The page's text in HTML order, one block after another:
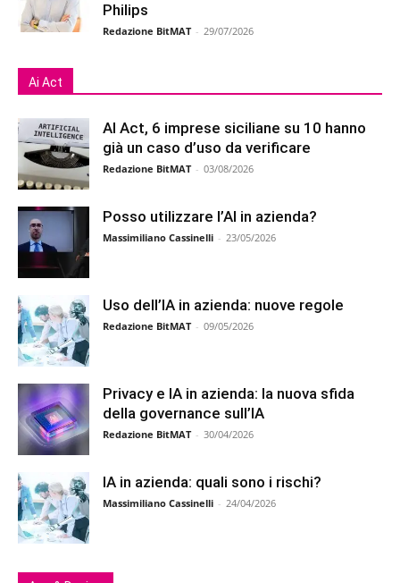
Philips
Redazione BitMAT - 29/07/2026
Ai Act
AI Act, 6 imprese siciliane su 10 hanno
già un caso d’uso da verificare
Redazione BitMAT - 03/08/2026
Posso utilizzare l’AI in azienda?
Massimiliano Cassinelli - 23/05/2026
Uso dell’IA in azienda: nuove regole
Redazione BitMAT - 09/05/2026
Privacy e IA in azienda: la nuova sfida
della governance sull’IA
Redazione BitMAT - 30/04/2026
IA in azienda: quali sono i rischi?
Massimiliano Cassinelli - 24/04/2026